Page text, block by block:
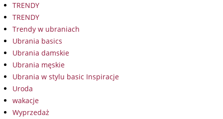
TRENDY
TRENDY
Trendy w ubraniach
Ubrania basics
Ubrania damskie
Ubrania męskie
Ubrania w stylu basic Inspiracje
Uroda
wakacje
Wyprzedaż